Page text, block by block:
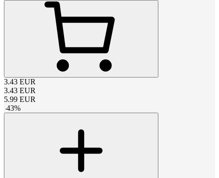
3.43 EUR
3.43 EUR
5.99 EUR
-43%